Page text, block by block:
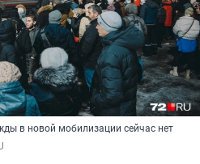
в новой мобилизации сейчас нет